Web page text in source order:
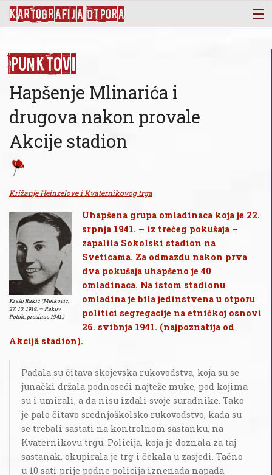
KArtoGrAFIJA OTPorA
Punktovi
Slojevi
Novosti
Publikacije
O nama
Punktovi
Hapšenje Mlinarića i
drugova nakon provale
Akcije stadion
Križanje Heinzelove i Kvaternikovog trga
Krešo Rakić (Metković,
27. 10. 1919. — Rakov
Potok, prosinac 1941.)
Uhapšena grupa omladinaca koja je 22.
srpnja 1941. – iz trećeg pokušaja –
zapalila Sokolski stadion na
Sveticama. Za odmazdu nakon prva
dva pokušaja uhapšeno je 40
omladinaca. Na istom stadionu
omladina je bila jedinstvena u otporu
politici segregacije na etničkoj osnovi
26. svibnja 1941. (najpoznatija od
Akcijâ stadion).
Padala su čitava skojevska rukovodstva, koja su se
junački držala podnoseći najteže muke, pod kojima
su i umirali, a da nisu izdali svoje suradnike. Tako
je palo čitavo srednjoškolsko rukovodstvo, kada su
se trebali sastati na kontrolnom sastanku, na
Kvaternikovu trgu. Policija, koja je doznala za taj
sastanak, okupirala je trg i čekala u zasjedi. Tačno
u 10 sati prije podne policija iznenada napada